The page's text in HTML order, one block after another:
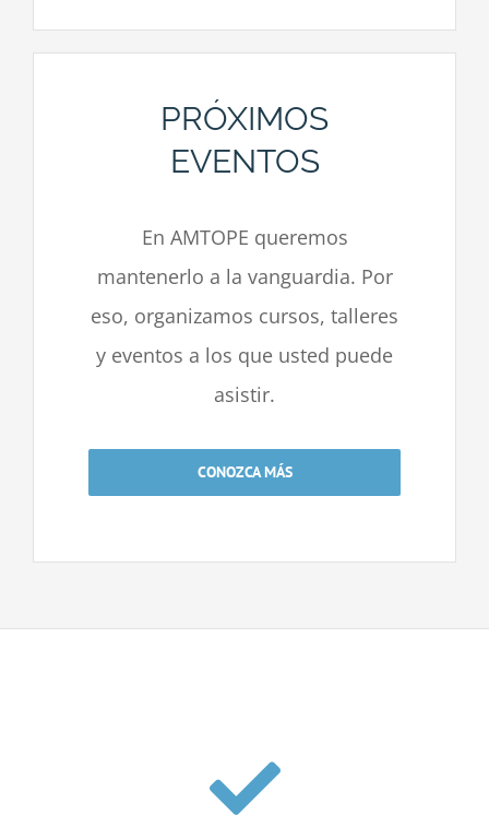
PRÓXIMOS
EVENTOS
En AMTOPE queremos
mantenerlo a la vanguardia. Por
eso, organizamos cursos, talleres
y eventos a los que usted puede
asistir.
CONOZCA MÁS